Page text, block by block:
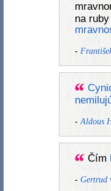
na
-
- Aldous
Čím
- Gertrud